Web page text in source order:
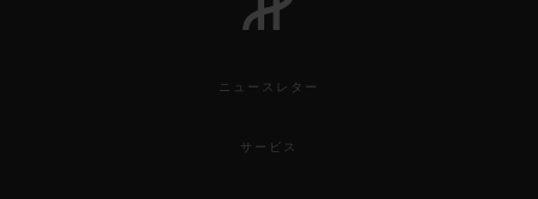
ニュースレター
サービス